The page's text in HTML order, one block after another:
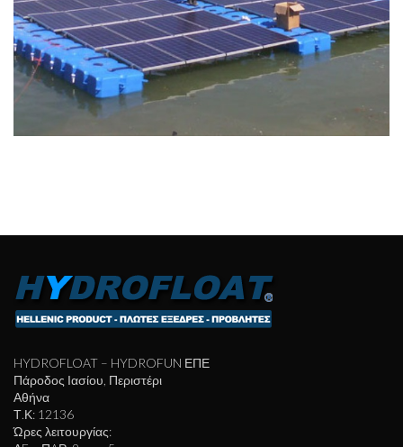
HYDROFLOAT – HYDROFUN ΕΠΕ
Πάροδος Ιασίου, Περιστέρι
Αθήνα
Τ.Κ: 12136
Ώρες λειτουργίας: